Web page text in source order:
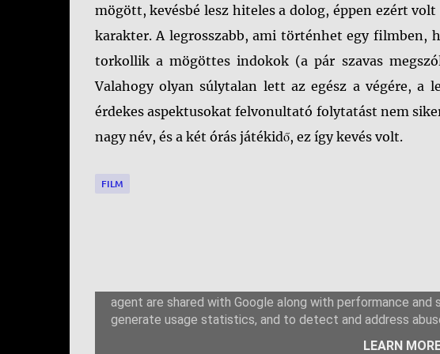
mögött, kevésbé lesz hiteles a dolog, éppen ezért
karakter. A legrosszabb, ami történhet egy filmben,
torkollik a mögöttes indokok (a pár szavas
Valahogy olyan súlytalan lett az egész a végére, a
érdekes aspektusokat felvonultató folytatást nem
nagy név, és a két órás játékidő, ez így kevés volt.
FILM